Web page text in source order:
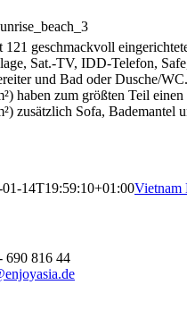
121 geschmackvoll
Sat.-TV, IDD-Telefon,
und Bad oder Dusche/
haben zum größten Teil
zusätzlich Sofa, Bademantel
01-14T19:59:10+01:00Vietnam
690 816 44